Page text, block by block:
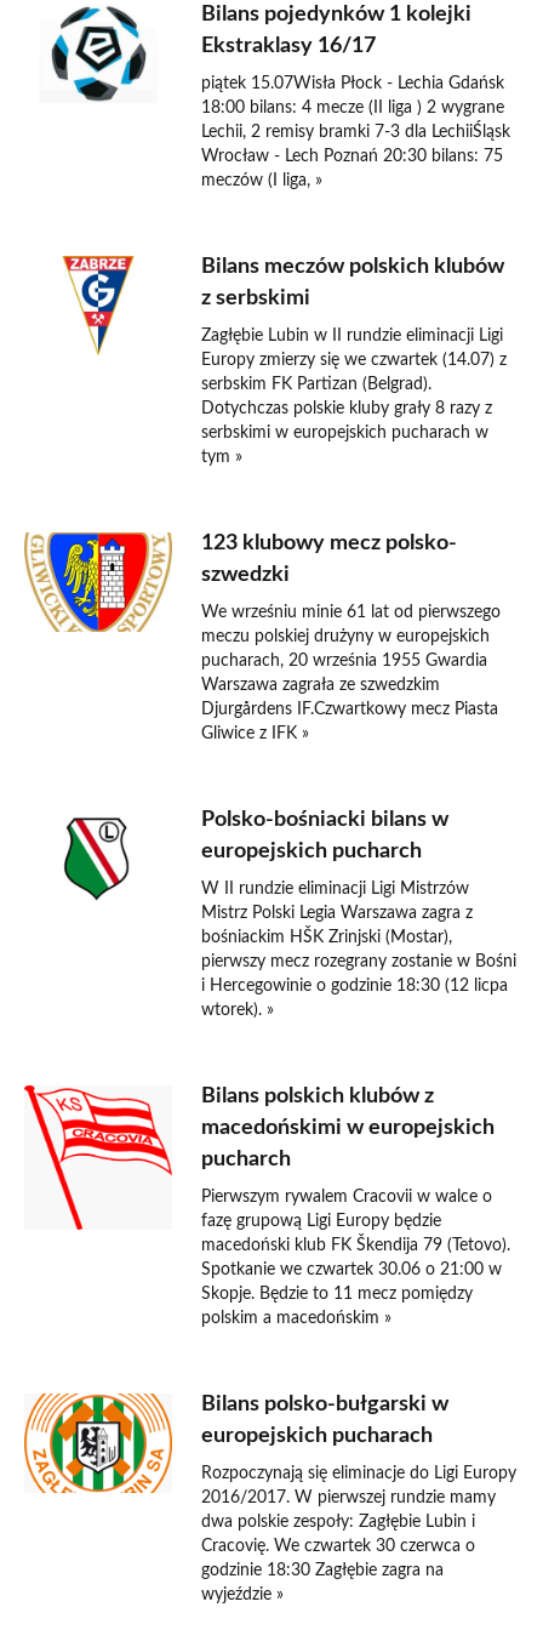
Bilans pojedynków 1 kolejki
Ekstraklasy 16/17
piątek 15.07Wisła Płock - Lechia Gdańsk
18:00 bilans: 4 mecze (II liga ) 2 wygrane
Lechii, 2 remisy bramki 7-3 dla LechiiŚląsk
Wrocław - Lech Poznań 20:30 bilans: 75
meczów (I liga, »
Bilans meczów polskich klubów
z serbskimi
Zagłębie Lubin w II rundzie eliminacji Ligi
Europy zmierzy się we czwartek (14.07) z
serbskim FK Partizan (Belgrad).
Dotychczas polskie kluby grały 8 razy z
serbskimi w europejskich pucharach w
tym »
123 klubowy mecz polsko-
szwedzki
We wrześniu minie 61 lat od pierwszego
meczu polskiej drużyny w europejskich
pucharach, 20 września 1955 Gwardia
Warszawa zagrała ze szwedzkim
Djurgårdens IF.Czwartkowy mecz Piasta
Gliwice z IFK »
Polsko-bośniacki bilans w
europejskich pucharch
W II rundzie eliminacji Ligi Mistrzów
Mistrz Polski Legia Warszawa zagra z
bośniackim HŠK Zrinjski (Mostar),
pierwszy mecz rozegrany zostanie w Bośni
i Hercegowinie o godzinie 18:30 (12 licpa
wtorek). »
Bilans polskich klubów z
macedońskimi w europejskich
pucharch
Pierwszym rywalem Cracovii w walce o
fazę grupową Ligi Europy będzie
macedoński klub FK Škendija 79 (Tetovo).
Spotkanie we czwartek 30.06 o 21:00 w
Skopje. Będzie to 11 mecz pomiędzy
polskim a macedońskim »
Bilans polsko-bułgarski w
europejskich pucharach
Rozpoczynają się eliminacje do Ligi Europy
2016/2017. W pierwszej rundzie mamy
dwa polskie zespoły: Zagłębie Lubin i
Cracovię. We czwartek 30 czerwca o
godzinie 18:30 Zagłębie zagra na
wyjeździe »